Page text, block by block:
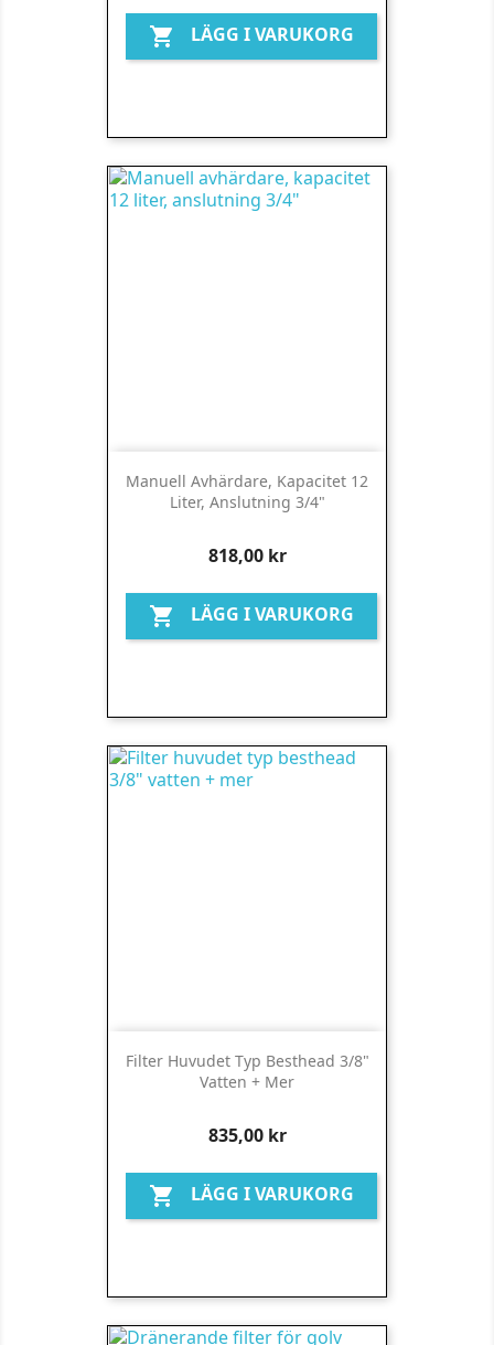
 LÄGG I VARUKORG
Manuell Avhärdare, Kapacitet 12
Liter, Anslutning 3/4"
Pris
818,00 kr
 LÄGG I VARUKORG
Filter Huvudet Typ Besthead 3/8"
Vatten + Mer
Pris
835,00 kr
 LÄGG I VARUKORG